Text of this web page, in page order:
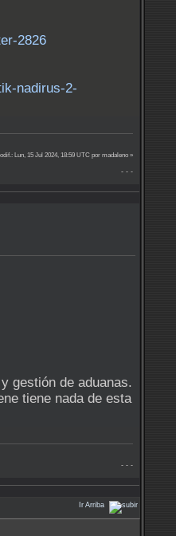
2826
nadirus-2-
Lun, 15 Jul 2024, 18:59 UTC por madaleno »
- - -
gestión de aduanas.
tiene nada de esta
- - -
Ir Arriba